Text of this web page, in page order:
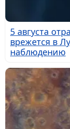
5 августа
врежется в
наблюдению